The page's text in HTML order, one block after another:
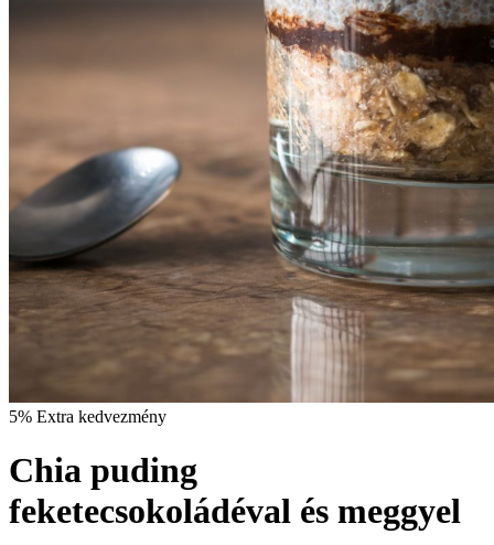
5% Extra kedvezmény
Chia puding
feketecsokoládéval és meggyel